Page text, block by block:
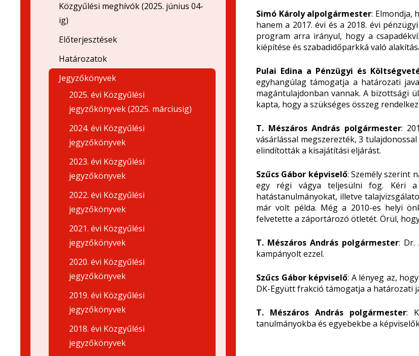
Simó Károly alpolgármester: Elmondja,
hanem a 2017. évi és a 2018. évi
program arra irányul, hogy a
kiépítése és szabadidőparkká való
Pulai Edina a Pénzügyi és
egyhangúlag támogatja a határozati
magántulajdonban vannak. A bizottsági
kapta, hogy a szükséges összeg
T. Mészáros András polgármester:
vásárlással megszerezték, 3
elindították a kisajátítási eljárást.
Szűcs Gábor képviselő: Személy szerint
egy régi vágya teljesülni fog. Kéri a
hatástanulmányokat, illetve
már volt példa. Még a 2010-es helyi
felvetette a záportározó ötletét. Örül,
T. Mészáros András polgármester: Dr.
kampányolt ezzel.
Szűcs Gábor képviselő: A lényeg az,
DK-Együtt frakció támogatja a határozati
T. Mészáros András polgármester:
tanulmányokba és egyebekbe a
Közgyűlési meghívók (2025. június 04-
ig)
Előterjesztések
Határozatok
Jegyzőkönyvek
2025. évi Közgyűlési
jegyzőkönyvek (2025. márciusig)
2024. évi Közgyűlési
jegyzőkönyvek
2023. évi Közgyűlési
jegyzőkönyvek
2022. évi Közgyűlési
jegyzőkönyvek
2021. évi Közgyűlési
jegyzőkönyvek
2020. évi Közgyűlési
jegyzőkönyvek
2019. évi Közgyűlési
jegyzőkönyvek
2018. évi Közgyűlési
jegyzőkönyvek